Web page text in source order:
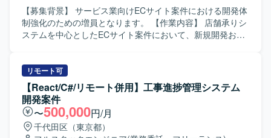
【募集背景】 サービス業向けECサイト案件における開発体
制強化のための増員となります。 【作業内容】 店舗承りシ
ステムを中心としたECサイト案件において、新規開発およ
造、テストまで一貫してご対応いただきます。また、参画
後の状況やスキル、ご経験に応じて、他案件の開発支援を
ご担当いただく可能性があります。具体的には、詳細設
計、プログラム開発、既存機能改修、不具合調査・改修、
単体テスト・結合テスト、各種ドキュメントの作成・修正
などを実施いただきます。 【求める人物像】 主体的に業務
リモート可
【React/C#/リモート併用】工事進捗管理システム
開発案件
〜500,000円/月
千代田区（東京都）